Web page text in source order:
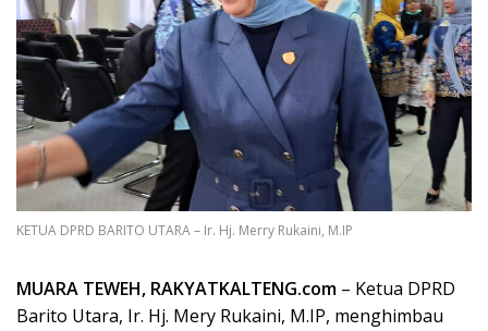
KETUA DPRD BARITO UTARA – Ir. Hj. Merry Rukaini, M.IP
MUARA TEWEH, RAKYATKALTENG.com – Ketua DPRD
Barito Utara, Ir. Hj. Mery Rukaini, M.IP, menghimbau